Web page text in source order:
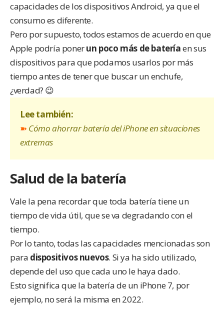
capacidades de los dispositivos Android, ya que el
consumo es diferente.
Pero por supuesto, todos estamos de acuerdo en que
Apple podría ponerun poco más de bateríaen sus
dispositivos para que podamos usarlos por más
tiempo antes de tener que buscar un enchufe,
¿verdad? 😉
Lee también:
➽ Cómo ahorrar batería del iPhone en situaciones
extremas
Salud de la batería
Vale la pena recordar que toda batería tiene un
tiempo de vida útil, que se va degradando con el
tiempo.
Por lo tanto, todas las capacidades mencionadas son
para dispositivos nuevos. Si ya ha sido utilizado,
depende del uso que cada uno le haya dado.
Esto significa que la batería de un iPhone 7, por
ejemplo, no será la misma en 2022.